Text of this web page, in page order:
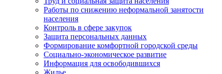
Работы по снижению неформальной занятости
населения
Контроль в сфере закупок
Защита персональных данных
Формирование комфортной городской среды
Социально-экономическое развитие
Информация для освободившихся